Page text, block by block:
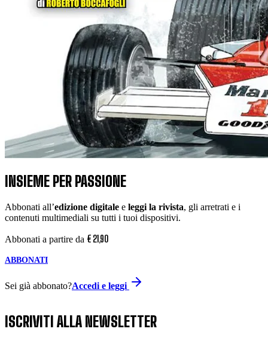
INSIEME PER PASSIONE
Abbonati all’edizione digitale e leggi la rivista, gli arretrati e i
contenuti multimediali su tutti i tuoi dispositivi.
Abbonati a partire da € 21,90
ABBONATI
Sei già abbonato?Accedi e leggi
ISCRIVITI ALLA NEWSLETTER